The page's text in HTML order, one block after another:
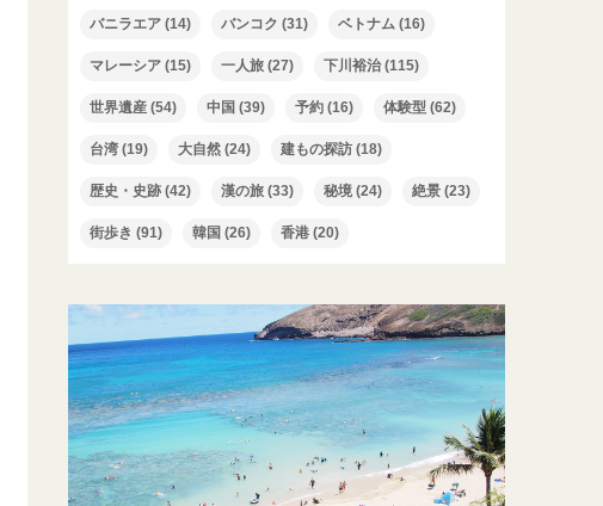
バニラエア (14) バンコク (31) ベトナム (16)
マレーシア (15) 一人旅 (27) 下川裕治(115)
世界遺産 (54) 中国 (39) 予約 (16) 体験型 (62)
台湾 (19) 大自然 (24) 建もの探訪 (18)
歴史・史跡 (42) 漢の旅 (33) 秘境 (24) 絶景 (23)
街歩き (91) 韓国 (26) 香港 (20)